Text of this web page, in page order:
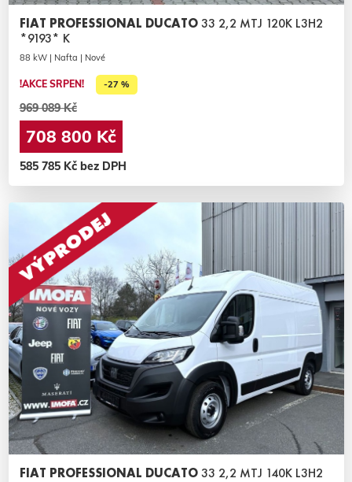
FIAT PROFESSIONAL DUCATO33 2,2 MTJ 120K L3H2
*9193* K
88 kW | Nafta | Nové
!AKCE SRPEN! -27 %
969 089 Kč
708 800 Kč
585 785 Kč bez DPH
FIAT PROFESSIONAL DUCATO33 2,2 MTJ 140K L3H2